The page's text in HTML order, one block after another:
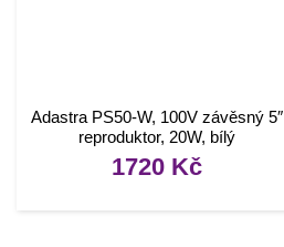
Adastra PS50-W, 100V závěsný 5″
reproduktor, 20W, bílý
1720 Kč